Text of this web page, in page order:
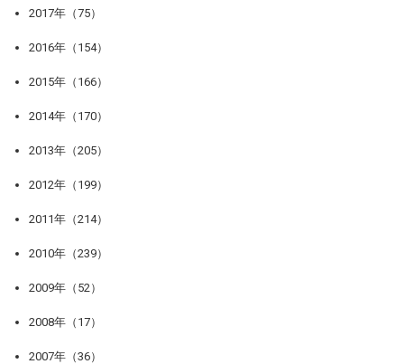
2017年（75）
2016年（154）
2015年（166）
2014年（170）
2013年（205）
2012年（199）
2011年（214）
2010年（239）
2009年（52）
2008年（17）
2007年（36）